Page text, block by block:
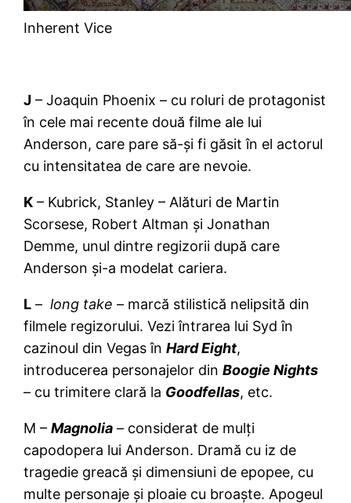
Inherent Vice
J – Joaquin Phoenix – cu roluri de protagonist
în cele mai recente două filme ale lui
Anderson, care pare să-și fi găsit în el actorul
cu intensitatea de care are nevoie.
K – Kubrick, Stanley – Alături de Martin
Scorsese, Robert Altman și Jonathan
Demme, unul dintre regizorii după care
Anderson și-a modelat cariera.
L –long take – marcă stilistică nelipsită din
filmele regizorului. Vezi întrarea lui Syd în
cazinoul din Vegas înHard Eight,
introducerea personajelor dinBoogie Nights
– cu trimitere clară la Goodfellas, etc.
M –Magnolia – considerat de mulți
capodopera lui Anderson. Dramă cu iz de
tragedie greacă și dimensiuni de epopee, cu
multe personaje și ploaie cu broaște. Apogeul